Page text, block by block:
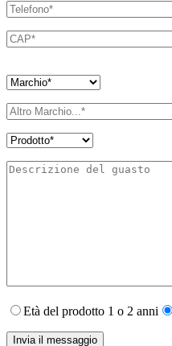
Età del prodotto 1 o 2 anni